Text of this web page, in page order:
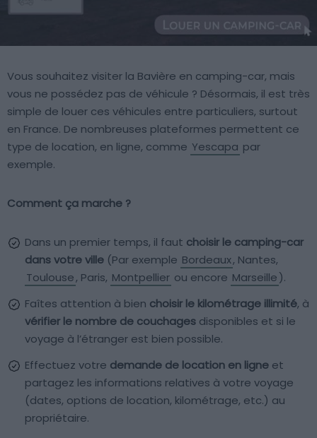
Vous souhaitez visiter la Bavière en camping-car, mais
vous ne possédez pas de véhicule ? Désormais, il est très
simple de louer ces véhicules entre particuliers, surtout
en France. De nombreuses plateformes permettent ce
type de location, en ligne, comme Yescapa par
exemple.
Comment ça marche ?
Dans un premier temps, il faut choisir le camping-car
dans votre ville (Par exemple Bordeaux, Nantes,
Toulouse, Paris, Montpellier ou encore Marseille).
Faîtes attention à bien choisir le kilométrage illimité, à
vérifier le nombre de couchages disponibles et si le
voyage à l’étranger est bien possible.
Effectuez votre demande de location en ligne et
partagez les informations relatives à votre voyage
(dates, options de location, kilométrage, etc.) au
propriétaire.